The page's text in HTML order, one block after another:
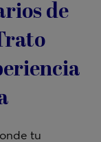
de
tu